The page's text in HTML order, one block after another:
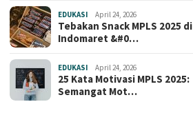
EDUKASI April 24, 2026
Tebakan Snack MPLS 2025 di
Indomaret &#0…
EDUKASI April 24, 2026
25 Kata Motivasi MPLS 2025:
Semangat Mot…